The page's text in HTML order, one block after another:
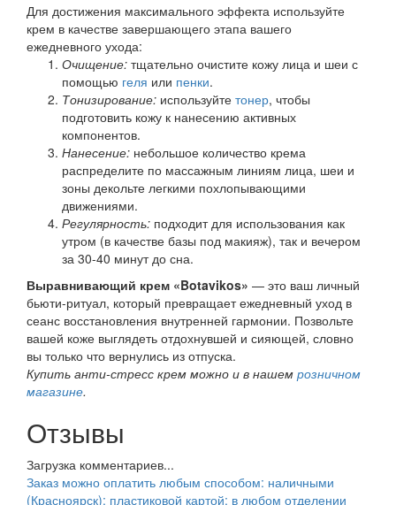
Для достижения максимального эффекта используйте
крем в качестве завершающего этапа вашего
ежедневного ухода:
Очищение: тщательно очистите кожу лица и шеи с
помощью геля или пенки.
Тонизирование: используйте тонер, чтобы
подготовить кожу к нанесению активных
компонентов.
Нанесение: небольшое количество крема
распределите по массажным линиям лица, шеи и
зоны декольте легкими похлопывающими
движениями.
Регулярность: подходит для использования как
утром (в качестве базы под макияж), так и вечером
за 30-40 минут до сна.
Выравнивающий крем «Botavikos» — это ваш личный
бьюти-ритуал, который превращает ежедневный уход в
сеанс восстановления внутренней гармонии. Позвольте
вашей коже выглядеть отдохнувшей и сияющей, словно
вы только что вернулись из отпуска.
Купить анти-стресс крем можно и в нашем розничном
магазине.
Отзывы
Загрузка комментариев...
Заказ можно оплатить любым способом: наличными
(Красноярск); пластиковой картой; в любом отделении